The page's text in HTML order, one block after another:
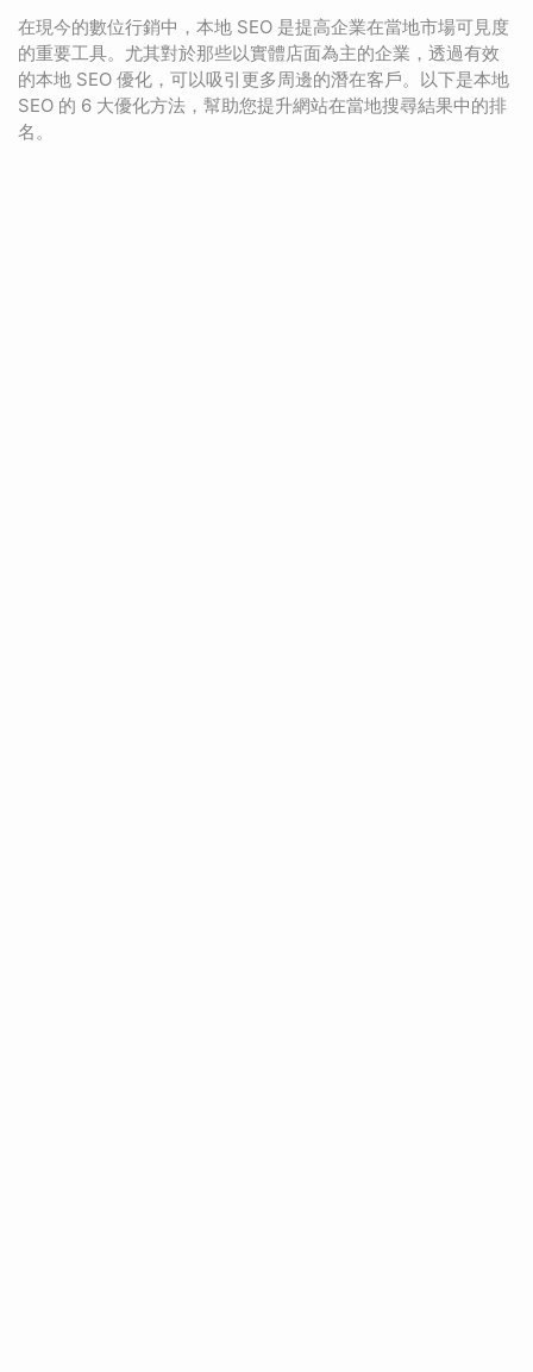
在現今的數位行銷中，本地 SEO 是提高企業在當地市場可見度
的重要工具。尤其對於那些以實體店面為主的企業，透過有效
的本地 SEO 優化，可以吸引更多周邊的潛在客戶。以下是本地
SEO 的 6 大優化方法，幫助您提升網站在當地搜尋結果中的排
名。